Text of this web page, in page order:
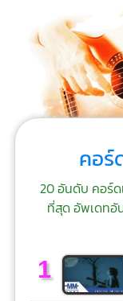
คอร์
20 อันดับ คอร์
ที่สุด อัพเดท
1